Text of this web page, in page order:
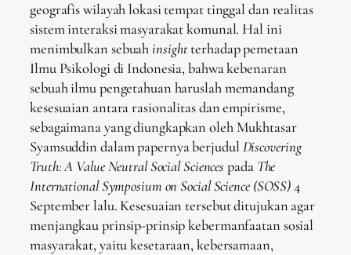
geografis wilayah lokasi tempat tinggal dan realitas
sistem interaksi masyarakat komunal. Hal ini
menimbulkan sebuah insightterhadap pemetaan
Ilmu Psikologi di Indonesia, bahwa kebenaran
sebuah ilmu pengetahuan haruslah memandang
kesesuaian antara rasionalitas dan empirisme,
sebagaimana yang diungkapkan oleh Mukhtasar
Syamsuddin dalam papernya berjudul Discovering
Truth: A Value Neutral Social Sciencespada The
International Symposium on Social Science (SOSS)4
September lalu. Kesesuaian tersebut ditujukan agar
menjangkau prinsip-prinsip kebermanfaatan sosial
masyarakat, yaitu kesetaraan, kebersamaan,